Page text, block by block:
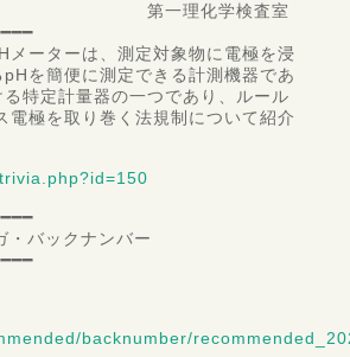
検査室
ーターは、測定対象物に電極を浸
を簡便に測定できる計測機器であ
特定計量器の一つであり、ルール
極を取り巻く法規制について紹介
・バックナンバー
backnumber/